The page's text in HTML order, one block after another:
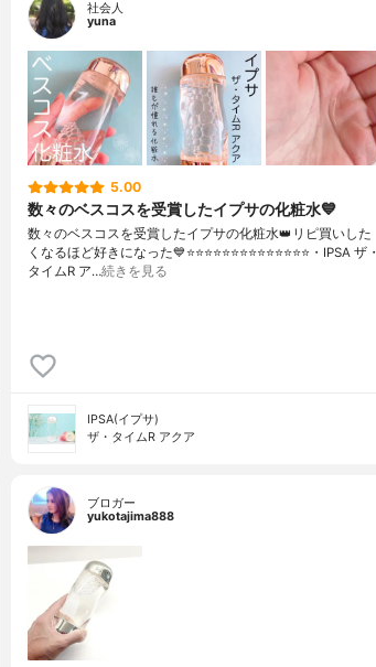
社会人
yuna
5.00
数々のベスコスを受賞したイプサの化粧水💙
数々のベスコスを受賞したイプサの化粧水👑リピ買いした
くなるほど好きになった💙⭐️⭐️⭐️⭐️⭐️⭐️⭐️⭐️⭐️⭐️⭐️⭐️⭐️⭐️・IPSA ザ・
タイムR ア…続きを見る
IPSA(イプサ)
ザ・タイムR アクア
ブロガー
yukotajima888